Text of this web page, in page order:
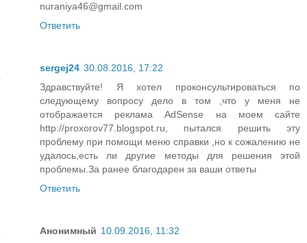
nuraniya46@gmail.com
Ответить
sergej24 30.08.2016, 17:22
Здравствуйте! Я хотел проконсультироваться по
следующему вопросу дело в том ,что у меня не
отображается реклама AdSense на моем сайте
http://proxorov77.blogspot.ru, пытался решить эту
проблему при помощи меню справки ,но к сожалению не
удалось,есть ли другие методы для решения этой
проблемы.За ранее благодарен за ваши ответы
Ответить
Анонимный 10.09.2016, 11:32